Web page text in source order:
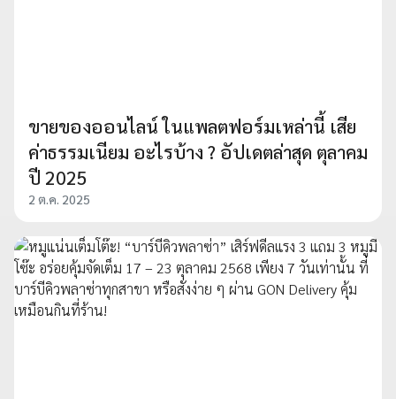
ขายของออนไลน์ ในแพลตฟอร์มเหล่านี้ เสีย
ค่าธรรมเนียม อะไรบ้าง ? อัปเดตล่าสุด ตุลาคม
ปี 2025
2 ต.ค. 2025